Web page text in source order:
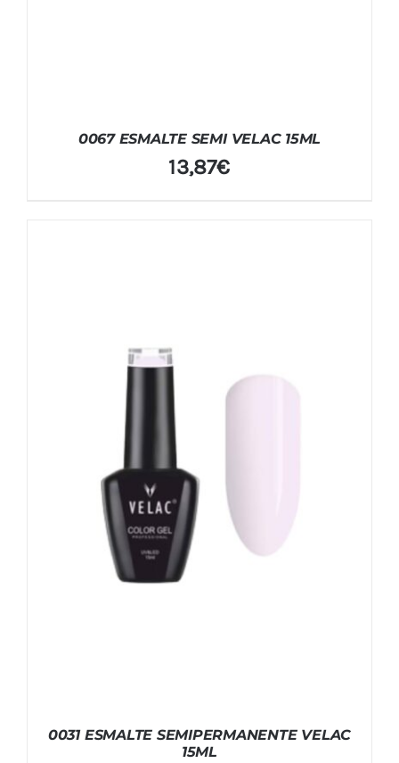
0067 ESMALTE SEMI VELAC 15ML
13,87€
0031 ESMALTE SEMIPERMANENTE VELAC
15ML